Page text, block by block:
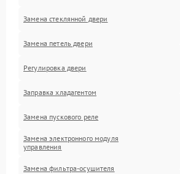
Замена стеклянной двери
Замена петель двери
Регулировка двери
Заправка хладагентом
Замена пускового реле
Замена электронного модуля
управления
Замена фильтра-осушителя